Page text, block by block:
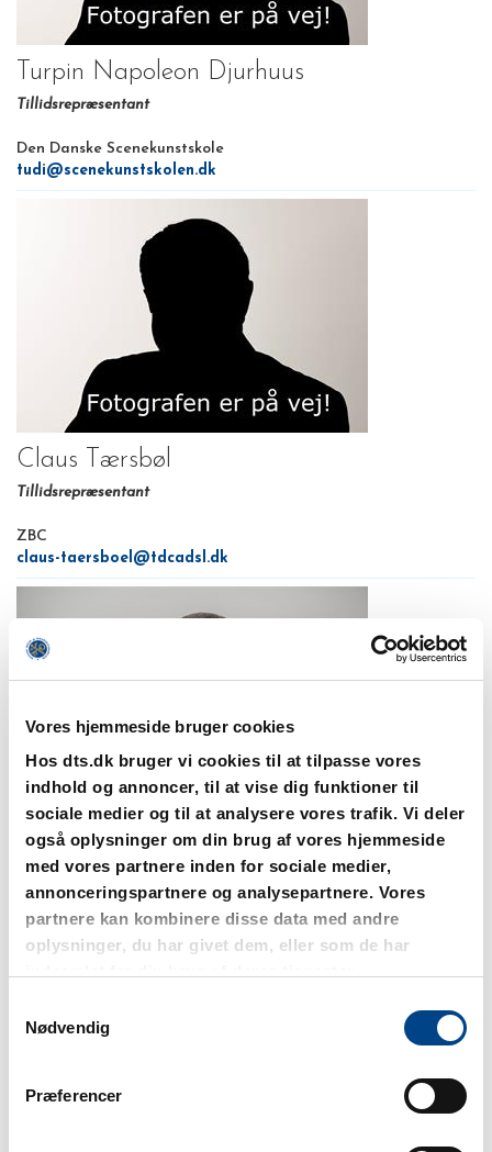
Vores hjemmeside bruger cookies
Hos dts.dk bruger vi cookies til at tilpasse vores
indhold og annoncer, til at vise dig funktioner til
sociale medier og til at analysere vores trafik. Vi deler
også oplysninger om din brug af vores hjemmeside
med vores partnere inden for sociale medier,
annonceringspartnere og analysepartnere. Vores
partnere kan kombinere disse data med andre
oplysninger, du har givet dem, eller som de har
Nødvendig
Præferencer
Turpin Napoleon Djurhuus
Tillidsrepræsentant
Den Danske Scenekunstskole
tudi@scenekunstskolen.dk
Claus Tærsbøl
Tillidsrepræsentant
ZBC
claus-taersboel@tdcadsl.dk
Lars Rasmussen
Tillidsrepræsentant
Statens IT
lars.rasmussen@statens-it.dk